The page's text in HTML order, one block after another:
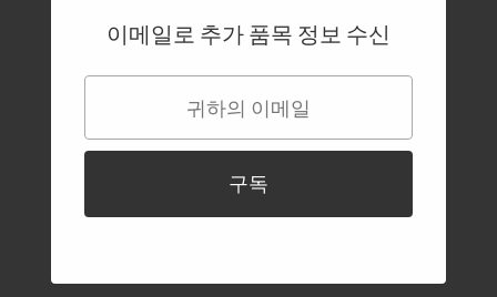
이메일로 추가 품목 정보 수신